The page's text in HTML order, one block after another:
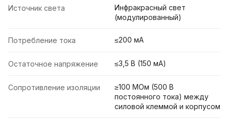
Источник света
Инфракрасный свет
(модулированный)
Потребление тока ≤200 мА
Остаточное напряжение ≤3,5 В (150 мА)
Сопротивление изоляции
≥100 МОм (500 В
постоянного тока) между
силовой клеммой и корпусом